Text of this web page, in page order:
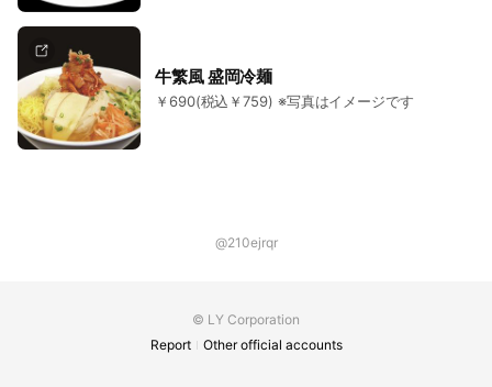
牛繁風 盛岡冷麺
￥690(税込￥759) ※写真はイメージです
@210ejrqr
© LY Corporation
Report
Other official accounts